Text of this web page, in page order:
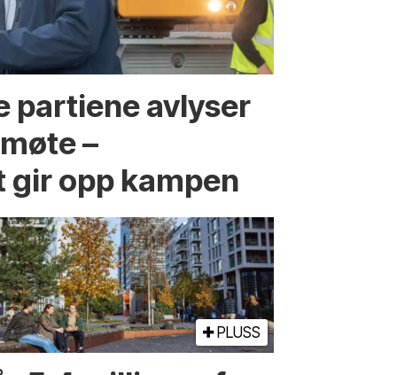
partiene avlyser
–
opp kampen
PLUSS